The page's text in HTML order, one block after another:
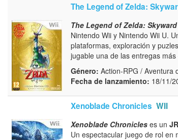
The Legend of Zelda:
The Legend of Zelda:
Nintendo Wii y Nintendo Wii U.
plataformas, exploración y
jugable una de las entregas
Género: Action-RPG / Aventura
Fecha de lanzamiento: 18/11/
Xenoblade Chronicles WII
Xenoblade Chronicles es un
Un espectacular juego de rol en